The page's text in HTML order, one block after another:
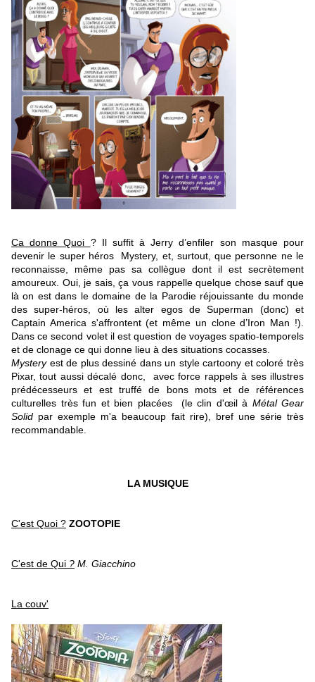
Ca donne Quoi ? Il suffit à Jerry d’enfiler son masque pour
devenir le super héros Mystery, et, surtout, que personne ne le
reconnaisse, même pas sa collègue dont il est secrètement
amoureux. Oui, je sais, ça vous rappelle quelque chose sauf que
là on est dans le domaine de la Parodie réjouissante du monde
des super-héros, où les alter egos de Superman (donc) et
Captain America s'affrontent (et même un clone d’Iron Man !).
Dans ce second volet il est question de voyages spatio-temporels
et de clonage ce qui donne lieu à des situations cocasses.
Mysteryest de plus dessiné dans un style cartoony et coloré très
Pixar, tout aussi décalé donc, avec force rappels à ses illustres
prédécesseurs et est truffé de bons mots et de références
culturelles très fun et bien placées (le clin d'œil à Métal Gear
Solid par exemple m'a beaucoup fait rire), bref une série très
recommandable.
LA MUSIQUE
C'est Quoi ? ZOOTOPIE
C'est de Qui ? M. Giacchino
La couv'